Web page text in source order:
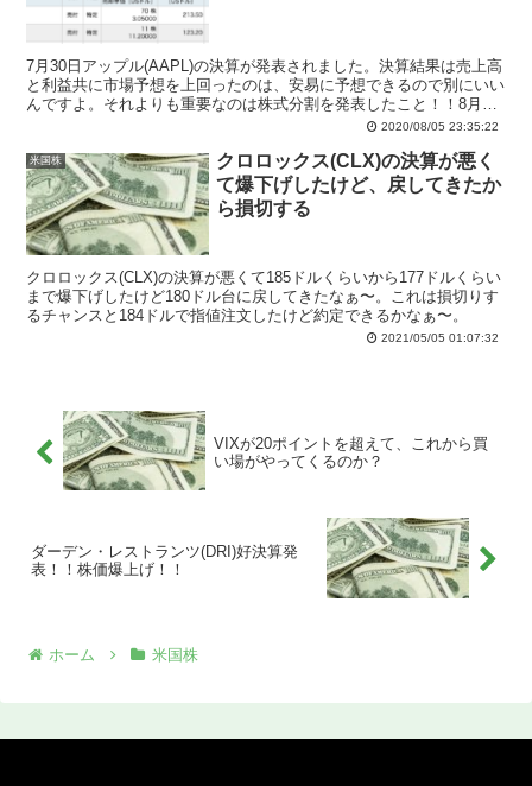
7月30日アップル(AAPL)の決算が発表されました。決算結果は売上高
と利益共に市場予想を上回ったのは、安易に予想できるので別にいい
んですよ。それよりも重要なのは株式分割を発表したこと！！8月31
2020/08/05 23:35:22
米国株
クロロックス(CLX)の決算が悪く
て爆下げしたけど、戻してきたか
ら損切する
クロロックス(CLX)の決算が悪くて185ドルくらいから177ドルくらい
まで爆下げしたけど180ドル台に戻してきたなぁ〜。これは損切りす
るチャンスと184ドルで指値注文したけど約定できるかなぁ〜。
2021/05/05 01:07:32
VIXが20ポイントを超えて、これから買
い場がやってくるのか？
ダーデン・レストランツ(DRI)好決算発
表！！株価爆上げ！！
ホーム 米国株